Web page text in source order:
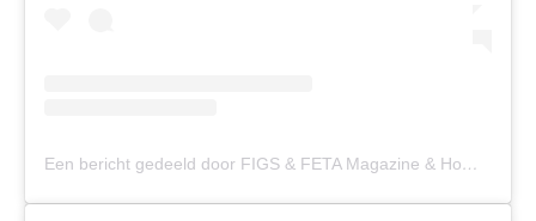
Een bericht gedeeld door FIGS & FETA Magazine & Home (@figsandfetaau)